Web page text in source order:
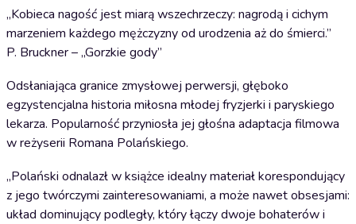
„Kobieca nagość jest miarą wszechrzeczy: nagrodą i cichym
marzeniem każdego mężczyzny od urodzenia aż do śmierci.”
P. Bruckner – „Gorzkie gody”
Odsłaniająca granice zmysłowej perwersji, głęboko
egzystencjalna historia miłosna młodej fryzjerki i paryskiego
lekarza. Popularność przyniosła jej głośna adaptacja filmowa
w reżyserii Romana Polańskiego.
„Polański odnalazł w książce idealny materiał korespondujący
z jego twórczymi zainteresowaniami, a może nawet obsesjami:
układ dominujący podległy, który łączy dwoje bohaterów i